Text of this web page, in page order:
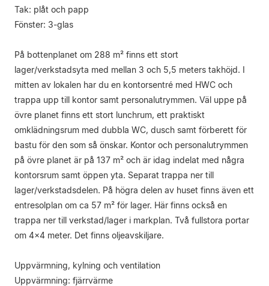
Tak: plåt och papp
Fönster: 3-glas
På bottenplanet om 288 m² finns ett stort
lager/verkstadsyta med mellan 3 och 5,5 meters takhöjd. I
mitten av lokalen har du en kontorsentré med HWC och
trappa upp till kontor samt personalutrymmen. Väl uppe på
övre planet finns ett stort lunchrum, ett praktiskt
omklädningsrum med dubbla WC, dusch samt förberett för
bastu för den som så önskar. Kontor och personalutrymmen
på övre planet är på 137 m² och är idag indelat med några
kontorsrum samt öppen yta. Separat trappa ner till
lager/verkstadsdelen. På högra delen av huset finns även ett
entresolplan om ca 57 m² för lager. Här finns också en
trappa ner till verkstad/lager i markplan. Två fullstora portar
om 4x4 meter. Det finns oljeavskiljare.
Uppvärmning, kylning och ventilation
Uppvärmning: fjärrvärme